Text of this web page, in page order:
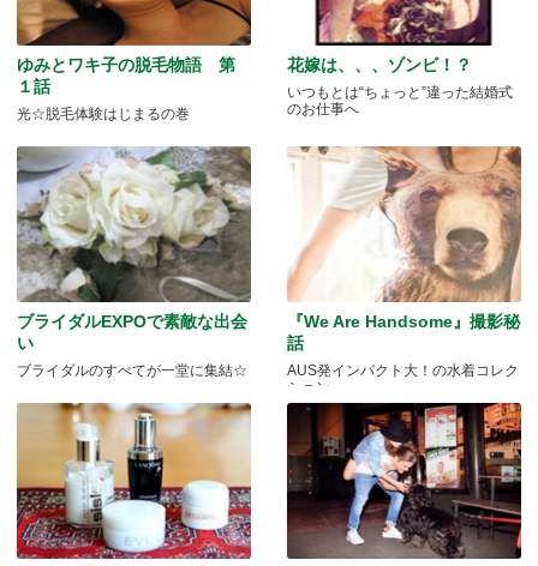
ゆみとワキ子の脱毛物語 第
１話
光☆脱毛体験はじまるの巻
花嫁は、、、ゾンビ！？
いつもとは“ちょっと”違った結婚式
のお仕事へ
ブライダルEXPOで素敵な出会
い
ブライダルのすべてが一堂に集結☆
『We Are Handsome』撮影秘
話
AUS発インパクト大！の水着コレク
ション